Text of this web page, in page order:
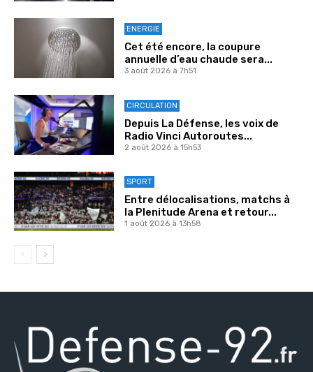
ENERGIE
Cet été encore, la coupure
annuelle d’eau chaude sera...
3 août 2026 à 7h51
CIRCULATION
Depuis La Défense, les voix de
Radio Vinci Autoroutes...
2 août 2026 à 15h53
SPORT
Entre délocalisations, matchs à
la Plenitude Arena et retour...
1 août 2026 à 13h58